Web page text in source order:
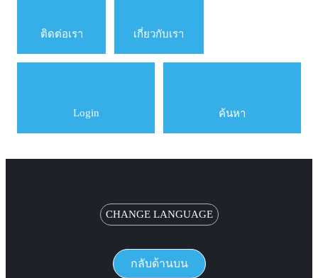
ติดต่อเรา เกี่ยวกับเรา
Login ค้นหา
CHANGE LANGUAGE
กลับด้านบน